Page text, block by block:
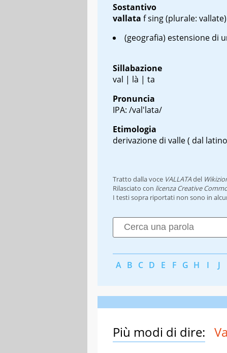
Sostantivo
vallata f sing(plurale: vallate)
(geografia) estensione di
Sillabazione
val | là | ta
Pronuncia
IPA: /val'lata/
Etimologia
derivazione di valle ( dal latino
Tratto dalla voce VALLATAdel
Rilasciato con licenza Creative
I testi sopra riportati non sono in
A B C D E F G H I J
Più modi di dire: